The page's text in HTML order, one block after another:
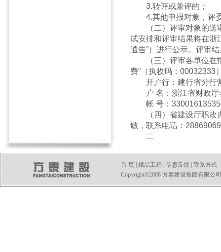
3.转评或兼评的；
4.其他申报对象，评委
（二）评审对象的送审
试安排和评审结果将在浙
通告”）进行公示。评审
（三）评审各单位在报
费”（执收码：00032333
开户行：建行省分行
户 名：浙江省财政厅
帐 号：
（四）省建设厅职改办
敏，联系电话：
二
首 页 精品工程 信息反馈 联系方式
Copyright©2008 方泰建设集团有限公